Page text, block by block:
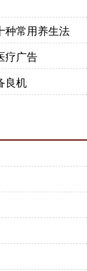
种常用养生法
疗广告
良机